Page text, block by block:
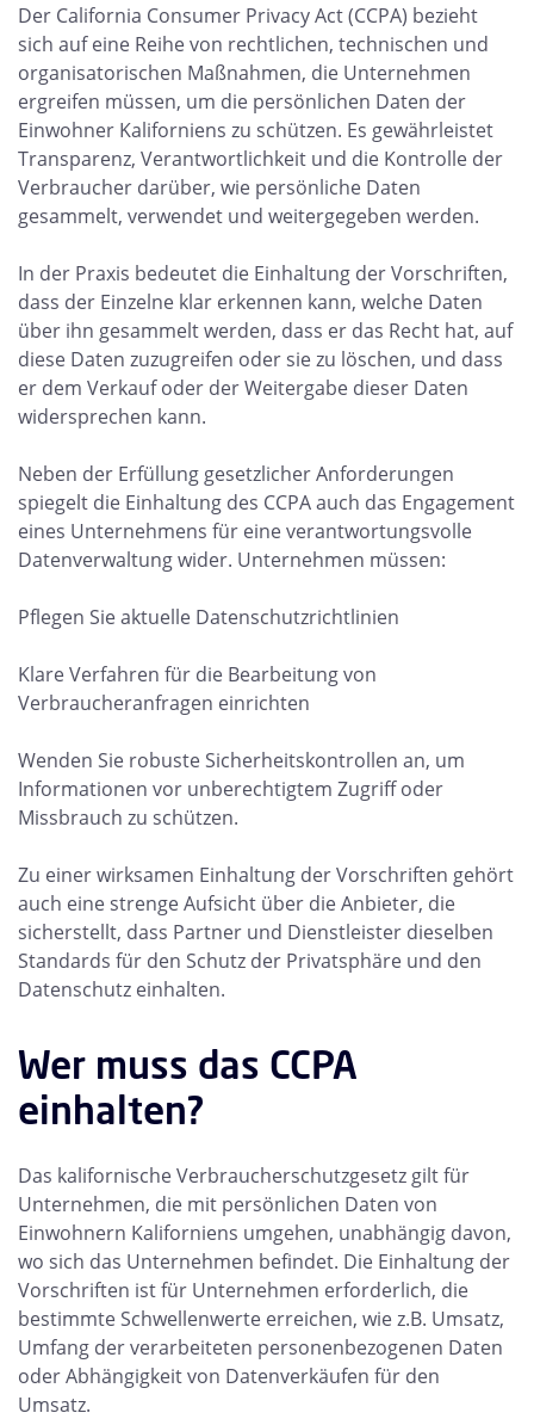
Der California Consumer Privacy Act (CCPA) bezieht
sich auf eine Reihe von rechtlichen, technischen und
organisatorischen Maßnahmen, die Unternehmen
ergreifen müssen, um die persönlichen Daten der
Einwohner Kaliforniens zu schützen. Es gewährleistet
Transparenz, Verantwortlichkeit und die Kontrolle der
Verbraucher darüber, wie persönliche Daten
gesammelt, verwendet und weitergegeben werden.
In der Praxis bedeutet die Einhaltung der Vorschriften,
dass der Einzelne klar erkennen kann, welche Daten
über ihn gesammelt werden, dass er das Recht hat, auf
diese Daten zuzugreifen oder sie zu löschen, und dass
er dem Verkauf oder der Weitergabe dieser Daten
widersprechen kann.
Neben der Erfüllung gesetzlicher Anforderungen
spiegelt die Einhaltung des CCPA auch das Engagement
eines Unternehmens für eine verantwortungsvolle
Datenverwaltung wider. Unternehmen müssen:
Pflegen Sie aktuelle Datenschutzrichtlinien
Klare Verfahren für die Bearbeitung von
Verbraucheranfragen einrichten
Wenden Sie robuste Sicherheitskontrollen an, um
Informationen vor unberechtigtem Zugriff oder
Missbrauch zu schützen.
Zu einer wirksamen Einhaltung der Vorschriften gehört
auch eine strenge Aufsicht über die Anbieter, die
sicherstellt, dass Partner und Dienstleister dieselben
Standards für den Schutz der Privatsphäre und den
Datenschutz einhalten.
Wer muss das CCPA
einhalten?
Das kalifornische Verbraucherschutzgesetz gilt für
Unternehmen, die mit persönlichen Daten von
Einwohnern Kaliforniens umgehen, unabhängig davon,
wo sich das Unternehmen befindet. Die Einhaltung der
Vorschriften ist für Unternehmen erforderlich, die
bestimmte Schwellenwerte erreichen, wie z.B. Umsatz,
Umfang der verarbeiteten personenbezogenen Daten
oder Abhängigkeit von Datenverkäufen für den
Umsatz.